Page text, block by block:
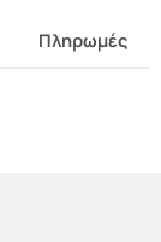
Πληρωμές